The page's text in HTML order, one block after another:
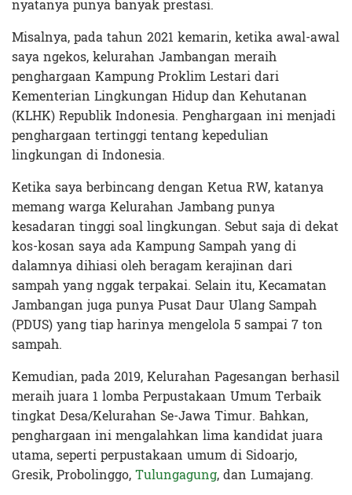
nyatanya punya banyak prestasi.
Misalnya, pada tahun 2021 kemarin, ketika awal-awal
saya ngekos, kelurahan Jambangan meraih
penghargaan Kampung Proklim Lestari dari
Kementerian Lingkungan Hidup dan Kehutanan
(KLHK) Republik Indonesia. Penghargaan ini menjadi
penghargaan tertinggi tentang kepedulian
lingkungan di Indonesia.
Ketika saya berbincang dengan Ketua RW, katanya
memang warga Kelurahan Jambang punya
kesadaran tinggi soal lingkungan. Sebut saja di dekat
kos-kosan saya ada Kampung Sampah yang di
dalamnya dihiasi oleh beragam kerajinan dari
sampah yang nggak terpakai. Selain itu, Kecamatan
Jambangan juga punya Pusat Daur Ulang Sampah
(PDUS) yang tiap harinya mengelola 5 sampai 7 ton
sampah.
Kemudian, pada 2019, Kelurahan Pagesangan berhasil
meraih juara 1 lomba Perpustakaan Umum Terbaik
tingkat Desa/Kelurahan Se-Jawa Timur. Bahkan,
penghargaan ini mengalahkan lima kandidat juara
utama, seperti perpustakaan umum di Sidoarjo,
Gresik, Probolinggo,Tulungagung, dan Lumajang.